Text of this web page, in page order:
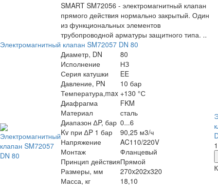
SMART SM72056 - электромагнитный клапан
прямого действия нормально закрытый. Один
из функциональных элементов
трубопроводной арматуры защитного типа. ..
Электромагнитный клапан SM72057 DN 80
Диаметр, DN
80
Исполнение
НЗ
Серия катушки
EE
Давление, PN
10 бар
Температура,max +130 °С
Диафрагма
FKM
Материал
сталь
Диапазон ∆P, бар 0...6
Kv при ∆P 1 бар
90,25 м3/ч
Напряжение
AC110/220V
Монтаж
Фланцевый
Принцип действияПрямой
Размеры, мм
270x202x320
Масса, кг
18,10